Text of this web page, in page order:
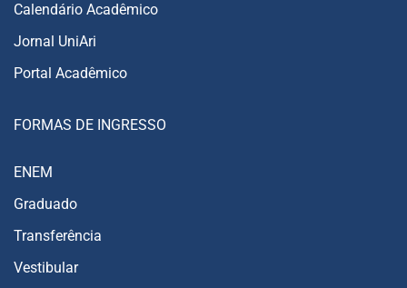
Calendário Acadêmico
Jornal UniAri
Portal Acadêmico
FORMAS DE INGRESSO
ENEM
Graduado
Transferência
Vestibular